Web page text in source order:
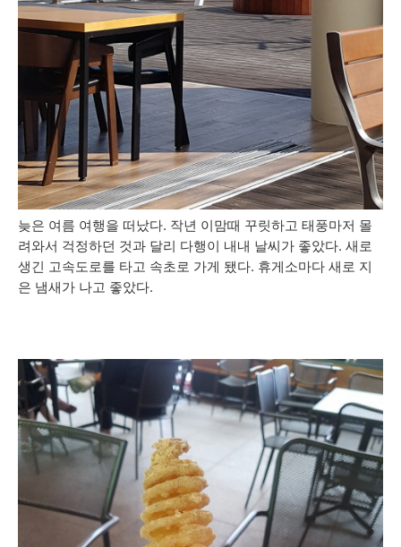
늦은 여름 여행을 떠났다. 작년 이맘때 꾸릿하고 태풍마저 몰
려와서 걱정하던 것과 달리 다행이 내내 날씨가 좋았다. 새로
생긴 고속도로를 타고 속초로 가게 됐다. 휴게소마다 새로 지
은 냄새가 나고 좋았다.